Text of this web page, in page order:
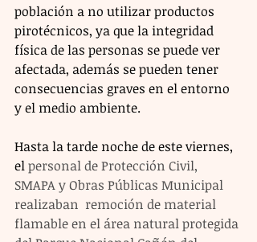
población a no utilizar productos
pirotécnicos, ya que la integridad
física de las personas se puede ver
afectada, además se pueden tener
consecuencias graves en el entorno
y el medio ambiente.
Hasta la tarde noche de este viernes,
el personal de Protección Civil,
SMAPA y Obras Públicas Municipal
realizaban  remoción de material
flamable en el área natural protegida